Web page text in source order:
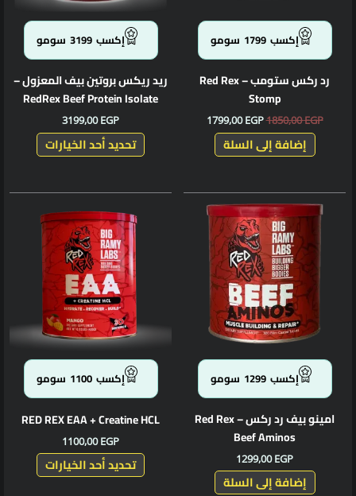
إكسب 1799 سومو
رد ركس ستومب – Red Rex
Stomp
1850,00EGP
1799,00EGP
إضافة إلى السلة
إكسب 3199 سومو
ريد ريكس بروتين بيف المعزول –
RedRex Beef Protein Isolate
3199,00EGP
تحديد أحد الخيارات
اختيار
على
صفحة
المنتج
إكسب 1299 سومو
امينو بيف رد ركس – Red Rex
Beef Aminos
1299,00EGP
إضافة إلى السلة
إكسب 1100 سومو
RED REX EAA + Creatine HCL
1100,00EGP
تحديد أحد الخيارات
يمكن
اختيار
على
صفحة
المنتج